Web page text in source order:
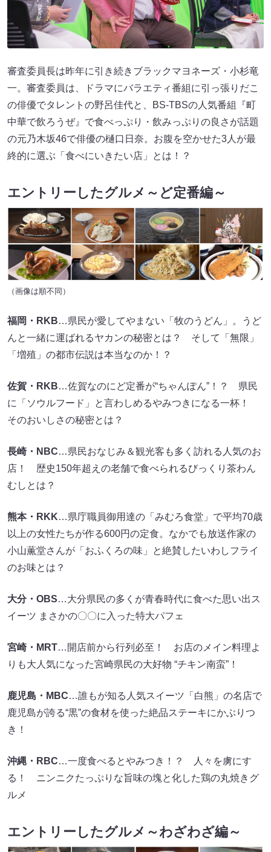
審査委員長は昨年に引き続きブラックマヨネーズ・小杉竜
一。審査委員は、ドラマにバラエティ番組に引っ張りだこ
の俳優でタレントの野呂佳代と、BS-TBSの人気番組『町
中華で飲ろうぜ』で食べっぷり・飲みっぷりの良さが話題
の元乃木坂46で俳優の樋口日奈。お腹を空かせた3人が最
終的に選ぶ「食べにいきたい店」とは！？
エントリーしたグルメ～ど定番編～
（画像は順不同）
福岡・RKB…県民が愛してやまない「牧のうどん」。うど
んと一緒に運ばれるヤカンの秘密とは？ そして「無限」
「増殖」の都市伝説は本当なのか！？
佐賀・RKB…佐賀なのにど定番が“ちゃんぽん”！？ 県民
に「ソウルフード」と言わしめるやみつきになる一杯！
そのおいしさの秘密とは？
長崎・NBC…県民おなじみ＆観光客も多く訪れる人気のお
店！ 歴史150年超えの老舗で食べられるびっくり茶わん
むしとは？
熊本・RKK…県庁職員御用達の「みむろ食堂」で平均70歳
以上の女性たちが作る600円の定食。なかでも放送作家の
小山薫堂さんが「おふくろの味」と絶賛したいわしフライ
のお味とは？
大分・OBS…大分県民の多くが青春時代に食べた思い出ス
イーツ まさかの〇〇に入った特大パフェ
宮崎・MRT…開店前から行列必至！ お店のメイン料理よ
りも大人気になった宮崎県民の大好物 “チキン南蛮”！
鹿児島・MBC…誰もが知る人気スイーツ「白熊」の名店で
鹿児島が誇る“黒”の食材を使った絶品ステーキにかぶりつ
き！
沖縄・RBC…一度食べるとやみつき！？ 人々を虜にす
る！ ニンニクたっぷりな旨味の塊と化した鶏の丸焼きグ
ルメ
エントリーしたグルメ～わざわざ編～